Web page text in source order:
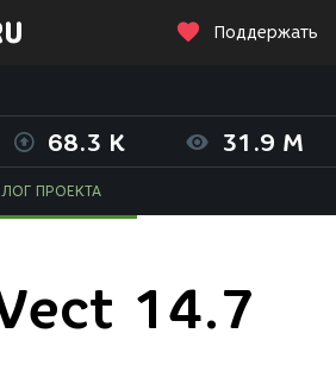
Поддержать
68.3 K 31.9 M
ПРОЕКТА
14.7